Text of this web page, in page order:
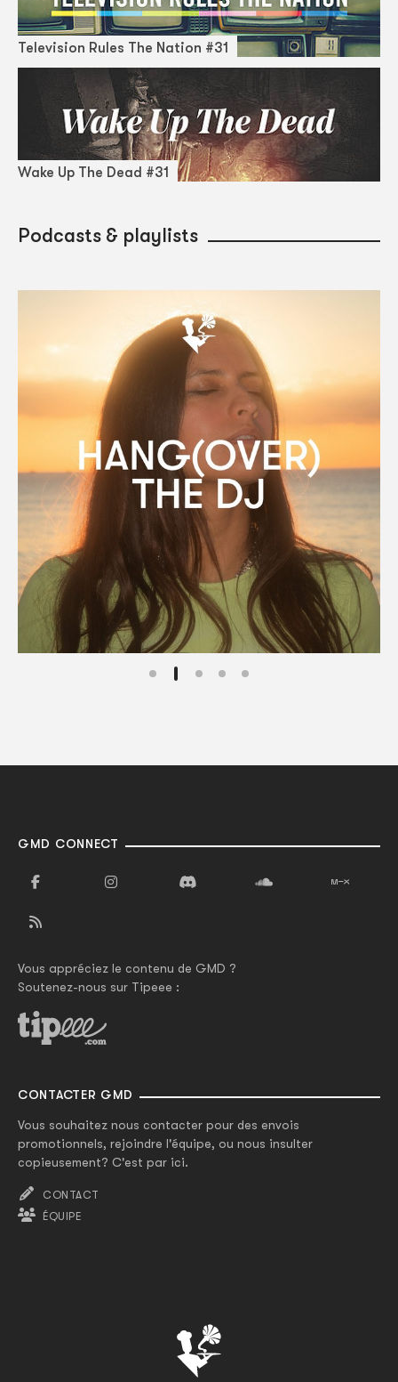
Television Rules The Nation #31
Wake Up The Dead #31
Podcasts & playlists
GMD CONNECT
Vous appréciez le contenu de GMD ?
Soutenez-nous sur Tipeee :
CONTACTER GMD
Vous souhaitez nous contacter pour des envois
promotionnels, rejoindre l'équipe, ou nous insulter
copieusement? C'est par ici.
CONTACT
ÉQUIPE